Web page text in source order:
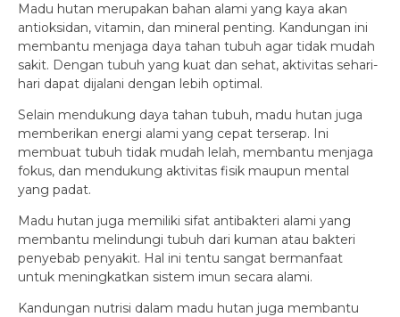
Madu hutan merupakan bahan alami yang kaya akan
antioksidan, vitamin, dan mineral penting. Kandungan ini
membantu menjaga daya tahan tubuh agar tidak mudah
sakit. Dengan tubuh yang kuat dan sehat, aktivitas sehari-
hari dapat dijalani dengan lebih optimal.
Selain mendukung daya tahan tubuh, madu hutan juga
memberikan energi alami yang cepat terserap. Ini
membuat tubuh tidak mudah lelah, membantu menjaga
fokus, dan mendukung aktivitas fisik maupun mental
yang padat.
Madu hutan juga memiliki sifat antibakteri alami yang
membantu melindungi tubuh dari kuman atau bakteri
penyebab penyakit. Hal ini tentu sangat bermanfaat
untuk meningkatkan sistem imun secara alami.
Kandungan nutrisi dalam madu hutan juga membantu